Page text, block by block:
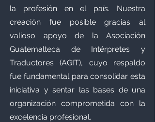
la profesión en el país. Nuestra
creación fue posible gracias al
valioso apoyo de la Asociación
Guatemalteca de Intérpretes y
Traductores (AGIT), cuyo respaldo
fue fundamental para consolidar esta
iniciativa y sentar las bases de una
organización comprometida con la
excelencia profesional.